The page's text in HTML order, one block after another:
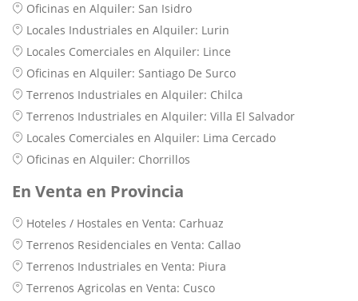
Oficinas en Alquiler: San Isidro
Locales Industriales en Alquiler: Lurin
Locales Comerciales en Alquiler: Lince
Oficinas en Alquiler: Santiago De Surco
Terrenos Industriales en Alquiler: Chilca
Terrenos Industriales en Alquiler: Villa El Salvador
Locales Comerciales en Alquiler: Lima Cercado
Oficinas en Alquiler: Chorrillos
En Venta en Provincia
Hoteles / Hostales en Venta: Carhuaz
Terrenos Residenciales en Venta: Callao
Terrenos Industriales en Venta: Piura
Terrenos Agricolas en Venta: Cusco